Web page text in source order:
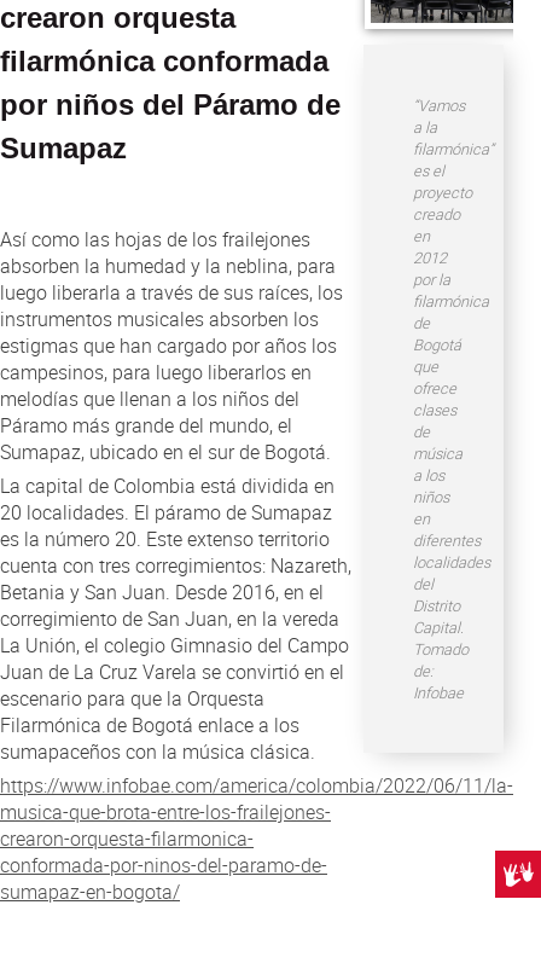
crearon orquesta
filarmónica conformada
por niños del Páramo de
Sumapaz
Así como las hojas de los frailejones
absorben la humedad y la neblina, para
luego liberarla a través de sus raíces, los
instrumentos musicales absorben los
estigmas que han cargado por años los
campesinos, para luego liberarlos en
melodías que llenan a los niños del
Páramo más grande del mundo, el
Sumapaz, ubicado en el sur de Bogotá.
La capital de Colombia está dividida en
20 localidades. El páramo de Sumapaz
es la número 20. Este extenso territorio
cuenta con tres corregimientos: Nazareth,
Betania y San Juan. Desde 2016, en el
corregimiento de San Juan, en la vereda
La Unión, el colegio Gimnasio del Campo
Juan de La Cruz Varela se convirtió en el
escenario para que la Orquesta
Filarmónica de Bogotá enlace a los
sumapaceños con la música clásica.
https://www.infobae.com/america/colombia/2022/06/11/la-
musica-que-brota-entre-los-frailejones-
crearon-orquesta-filarmonica-
conformada-por-ninos-del-paramo-de-
sumapaz-en-bogota/
“Vamos
a la
filarmónica”
es el
proyecto
creado
en
2012
por la
filarmónica
de
Bogotá
que
ofrece
clases
de
música
a los
niños
en
diferentes
localidades
del
Distrito
Capital.
Tomado
de:
Infobae